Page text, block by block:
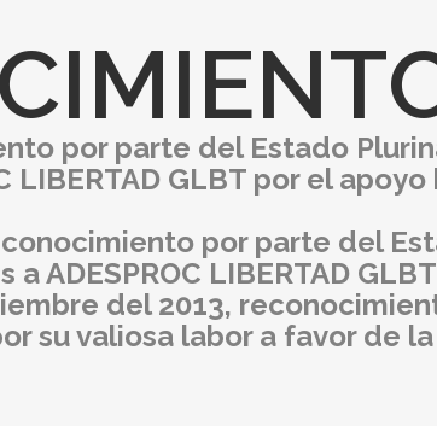
por parte del Estado
LIBERTAD GLBT por el
por parte del
ADESPROC LIBERTAD
del 2013,
su valiosa labor a favor de